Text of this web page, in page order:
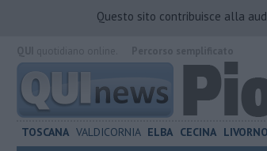
Questo sito contribuisce alla
TOSCANA VALDICORNIA ELBA CECINA LIVORNO